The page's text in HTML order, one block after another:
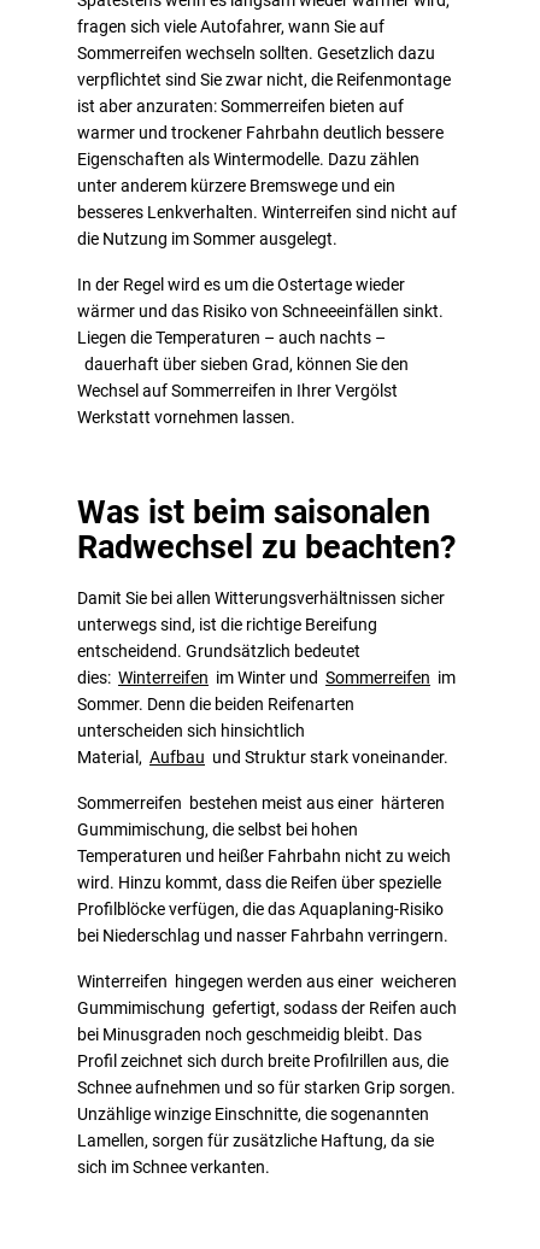
fragen sich viele Autofahrer, wann Sie auf
Sommerreifen wechseln sollten. Gesetzlich dazu
verpflichtet sind Sie zwar nicht, die Reifenmontage
ist aber anzuraten: Sommerreifen bieten auf
warmer und trockener Fahrbahn deutlich bessere
Eigenschaften als Wintermodelle. Dazu zählen
unter anderem kürzere Bremswege und ein
besseres Lenkverhalten. Winterreifen sind nicht auf
die Nutzung im Sommer ausgelegt.
In der Regel wird es um die Ostertage wieder
wärmer und das Risiko von Schneeeinfällen sinkt.
Liegen die Temperaturen – auch nachts –
dauerhaft über sieben Grad, können Sie den
Wechsel auf Sommerreifen in Ihrer Vergölst
Werkstatt vornehmen lassen.
Was ist beim saisonalen
Radwechsel zu beachten?
Damit Sie bei allen Witterungsverhältnissen sicher
unterwegs sind, ist die richtige Bereifung
entscheidend. Grundsätzlich bedeutet
dies: Winterreifen im Winter und Sommerreifen im
Sommer. Denn die beiden Reifenarten
unterscheiden sich hinsichtlich
Material, Aufbau und Struktur stark voneinander.
Sommerreifen bestehen meist aus einer härteren
Gummimischung, die selbst bei hohen
Temperaturen und heißer Fahrbahn nicht zu weich
wird. Hinzu kommt, dass die Reifen über spezielle
Profilblöcke verfügen, die das Aquaplaning-Risiko
bei Niederschlag und nasser Fahrbahn verringern.
Winterreifen hingegen werden aus einer weicheren
Gummimischung gefertigt, sodass der Reifen auch
bei Minusgraden noch geschmeidig bleibt. Das
Profil zeichnet sich durch breite Profilrillen aus, die
Schnee aufnehmen und so für starken Grip sorgen.
Unzählige winzige Einschnitte, die sogenannten
Lamellen, sorgen für zusätzliche Haftung, da sie
sich im Schnee verkanten.